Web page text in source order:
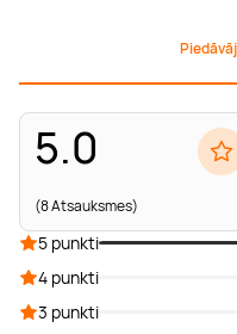
5.0
(8 Atsauksmes)
5 punkti
4 punkti
3 punkti